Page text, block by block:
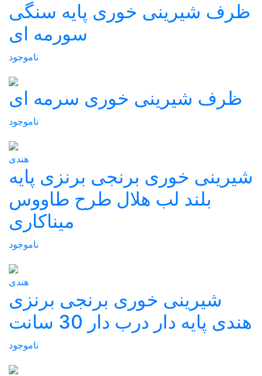
ظرف شیرینی خوری پایه سنگی
سورمه ای
ناموجود
ظرف شیرینی خوری سرمه ای
ناموجود
هندی
شیرینی خوری برنجی برنزی پایه
بلند لب هلال طرح طاووس
میناکاری
ناموجود
هندی
شیرینی خوری برنجی برنزی
هندی پایه دار درب دار 30 سانت
ناموجود